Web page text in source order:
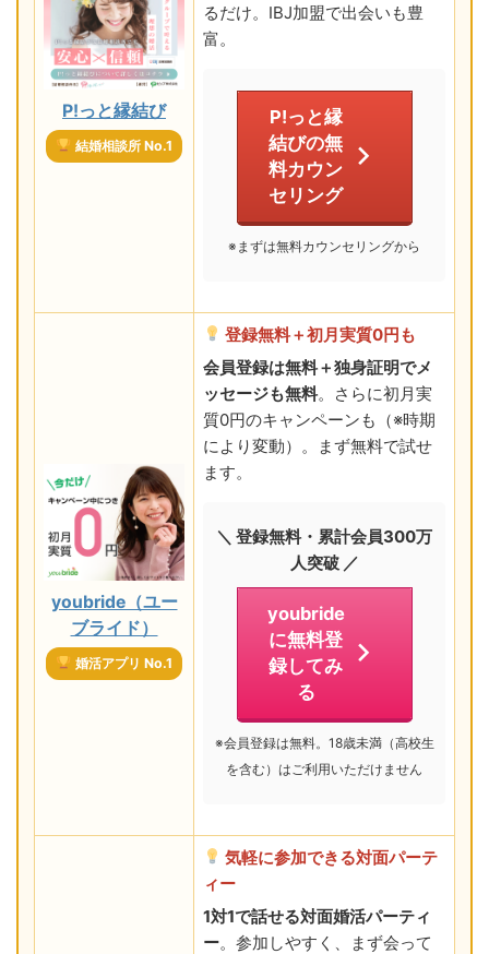
P!っと縁結び
結婚相談所 No.1
るだけ。IBJ加盟で出会いも豊
富。
P!っと縁
結びの無
料カウン
セリング
※まずは無料カウンセリングから
youbride（ユー
ブライド）
婚活アプリ No.1
登録無料＋初月実質0円も
会員登録は無料＋独身証明でメ
ッセージも無料。さらに初月実
質0円のキャンペーンも（※時期
により変動）。まず無料で試せ
ます。
＼ 登録無料・累計会員300万
人突破 ／
youbride
に無料登
録してみ
る
※会員登録は無料。18歳未満（高校生
を含む）はご利用いただけません
気軽に参加できる対面パーテ
ィー
1対1で話せる対面婚活パーティ
ー。参加しやすく、まず会って